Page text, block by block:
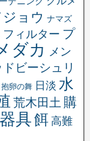
ジョウ ナマズ
フィルター プ
ダカ
メン
ドビーシュリ
抱卵の舞 日淡 水
荒木田土 購
具餌 高難